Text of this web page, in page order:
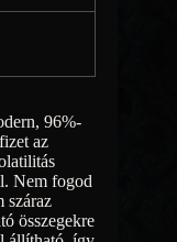
96%-
az
Nem fogod
száraz
összegekre